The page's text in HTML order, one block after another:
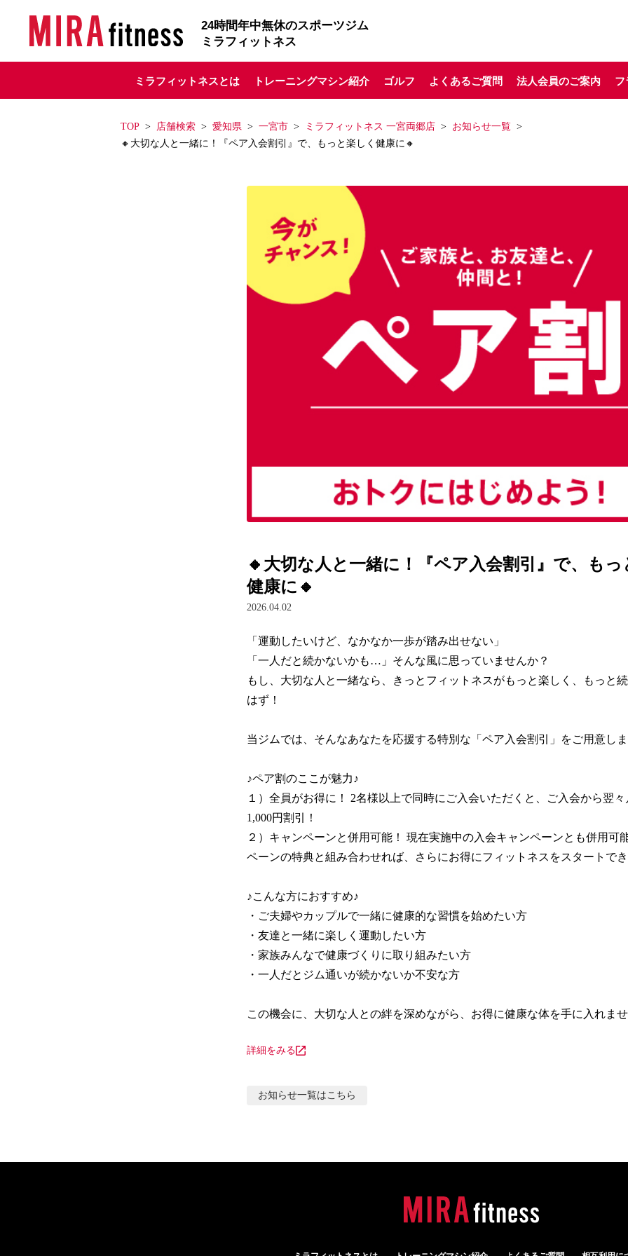
24時間年中無休のスポーツジム
ミラフィットネス
ミラフィットネスとは トレーニングマシン紹介 ゴルフ よくあるご質問 法人会員のご案内 フ
TOP 店舗検索 愛知県 一宮市 ミラフィットネス 一宮両郷店
お知らせ一覧
🔸大切な人と一緒に！『ペア入会割引』で、もっと楽しく健康に🔸
🔸大切な人と一緒に！『ペア入会割引』で、も
健康に🔸
2026.04.02
「運動したいけど、なかなか一歩が踏み出せない」
「一人だと続かないかも…」そんな風に思っていませんか？
もし、大切な人と一緒なら、きっとフィットネスがもっと楽しく、もっと
はず！
当ジムでは、そんなあなたを応援する特別な「ペア入会割引」をご用意し
♪ペア割のここが魅力♪
１）全員がお得に！ 2名様以上で同時にご入会いただくと、ご入会から翌
1,000円割引！
２）キャンペーンと併用可能！ 現在実施中の入会キャンペーンとも併用可
ペーンの特典と組み合わせれば、さらにお得にフィットネスをスタートで
♪こんな方におすすめ♪
・ご夫婦やカップルで一緒に健康的な習慣を始めたい方
・友達と一緒に楽しく運動したい方
・家族みんなで健康づくりに取り組みたい方
・一人だとジム通いが続かないか不安な方
この機会に、大切な人との絆を深めながら、お得に健康な体を手に入れま
詳細をみる
お知らせ一覧はこちら